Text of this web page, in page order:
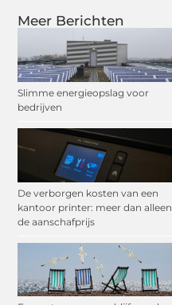
Meer Berichten
Slimme energieopslag voor
bedrijven
De verborgen kosten van een
kantoor printer: meer dan alleen
de aanschafprijs